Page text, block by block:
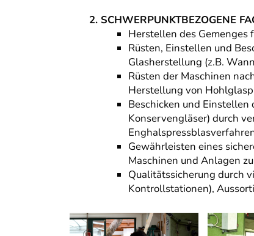
2. SCHWERPUNKTBEZOGENE
Herstellen des
Rüsten, Einstellen und
Glasherstellung (z.B.
Rüsten der Maschinen
Herstellung von
Beschicken und
Konservengläser) durch
Gewährleisten eines
Maschinen und Anlagen
Qualitätssicherung durch
Kontrollstationen),